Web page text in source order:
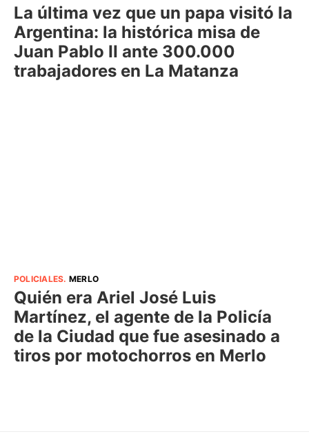
La última vez que un papa visitó la
Argentina: la histórica misa de
Juan Pablo II ante 300.000
trabajadores en La Matanza
POLICIALES. MERLO
Quién era Ariel José Luis
Martínez, el agente de la Policía
de la Ciudad que fue asesinado a
tiros por motochorros en Merlo